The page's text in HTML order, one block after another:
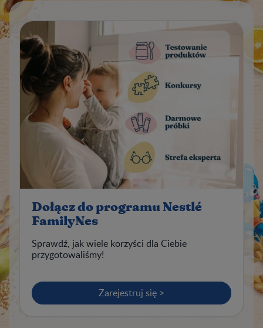
Dołącz do programu Nestlé
FamilyNes
Sprawdź, jak wiele korzyści dla Ciebie
przygotowaliśmy!
Zarejestruj się >